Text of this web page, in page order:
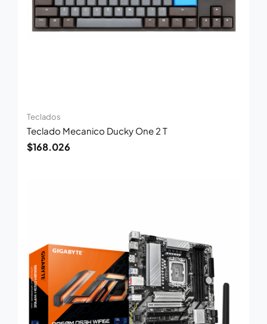
Teclados
Teclado Mecanico Ducky One 2 T
$168.026